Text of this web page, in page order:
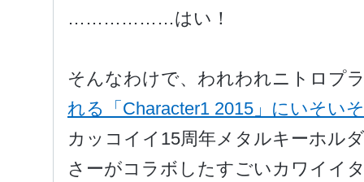
………………はい！
そんなわけで、われわれニトロプ
れる「Character1 2015」にいそい
カッコイイ15周年メタルキーホル
さーがコラボしたすごいカワイイ